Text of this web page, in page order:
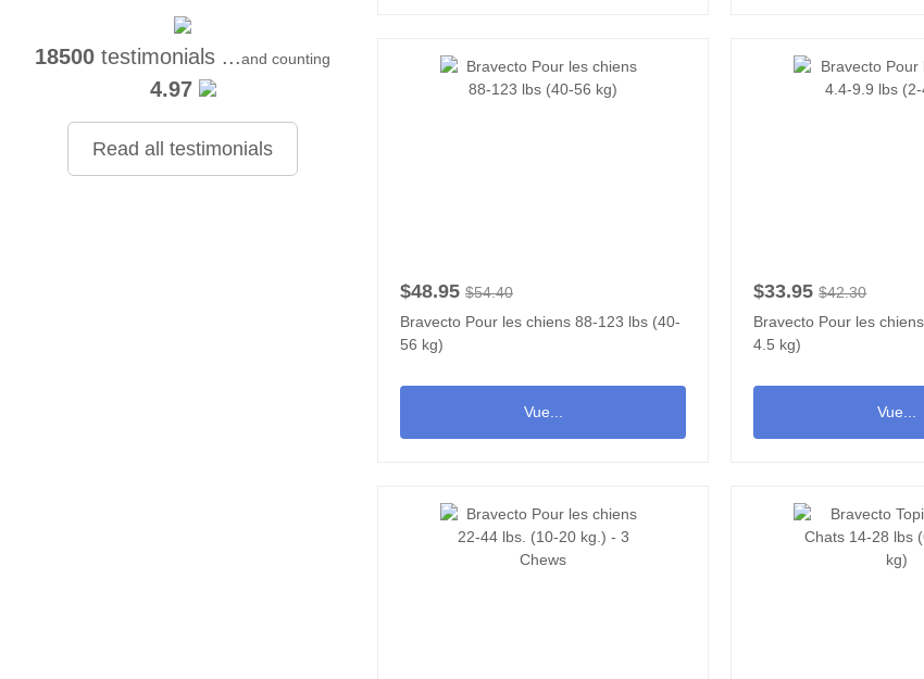
18500 testimonials ...and counting
4.97
Read all testimonials
$48.95 $54.40
Bravecto Pour les chiens 88-123 lbs (40-
56 kg)
Vue...
$33.95 $42.30
Bravecto Pour les
4.5 kg)
Vue...